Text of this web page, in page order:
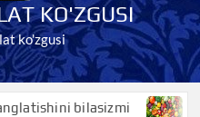
KO'ZGUSI
ko'zgusi
bilasizmi